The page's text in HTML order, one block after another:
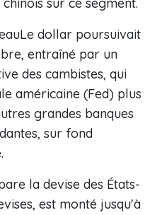
dollar poursuivait
entraîné par un
des cambistes, qui
américaine (Fed) plus
grandes banques
sur fond
la devise des États-
est monté jusqu'à